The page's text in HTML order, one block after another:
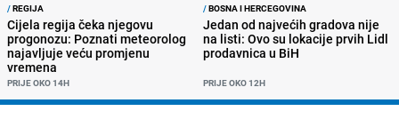
/REGIJA
Cijela regija čeka njegovu
progonozu: Poznati meteorolog
najavljuje veću promjenu
vremena
PRIJE OKO 14H
/BOSNA I HERCEGOVINA
Jedan od najvećih gradova nije
na listi: Ovo su lokacije prvih Lidl
prodavnica u BiH
PRIJE OKO 12H